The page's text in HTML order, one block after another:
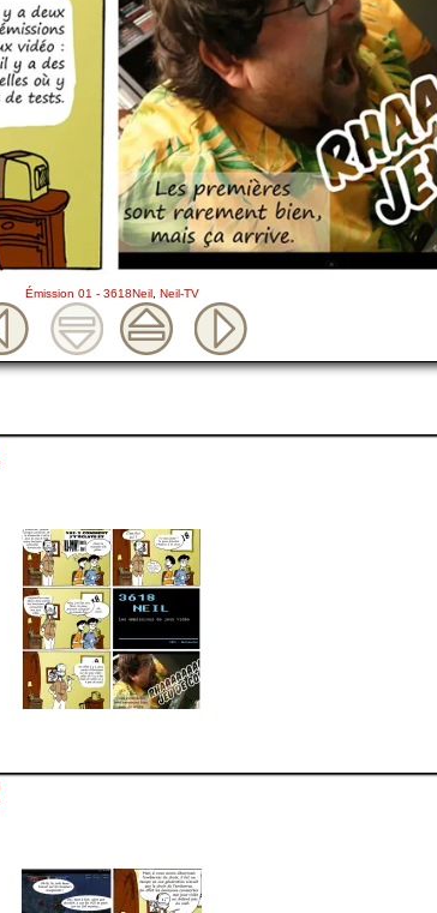
Émission 01 - 3618Neil, Neil-TV